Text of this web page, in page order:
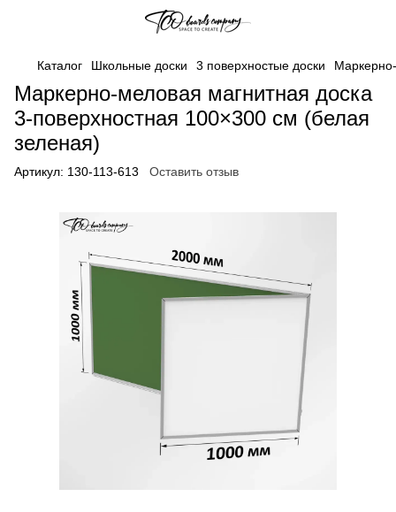
Каталог Школьные доски 3 поверхностые доски
Маркерно-меловая магнитная доска
3-поверхностная 100×300 см (белая
зеленая)
Артикул: 130-113-613 Оставить отзыв